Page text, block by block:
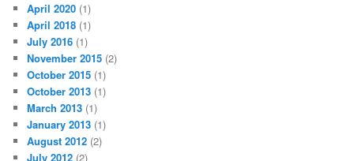
April 2020 (1)
April 2018 (1)
July 2016 (1)
November 2015 (2)
October 2015 (1)
October 2013 (1)
March 2013 (1)
January 2013 (1)
August 2012 (2)
July 2012 (2)